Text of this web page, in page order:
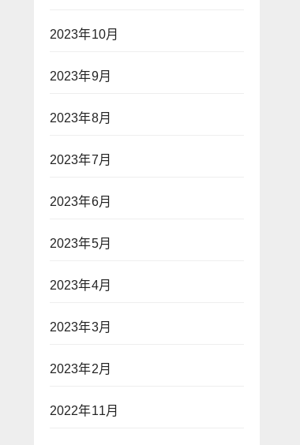
2023年10月
2023年9月
2023年8月
2023年7月
2023年6月
2023年5月
2023年4月
2023年3月
2023年2月
2022年11月